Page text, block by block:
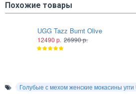
Похожие товары
UGG Tazz Burnt Olive
12490 р. 26990 р.
Голубые с мехом женские мокасины